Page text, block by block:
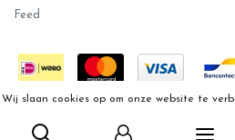
Feed
Wij slaan cookies op om onze website te
Meer